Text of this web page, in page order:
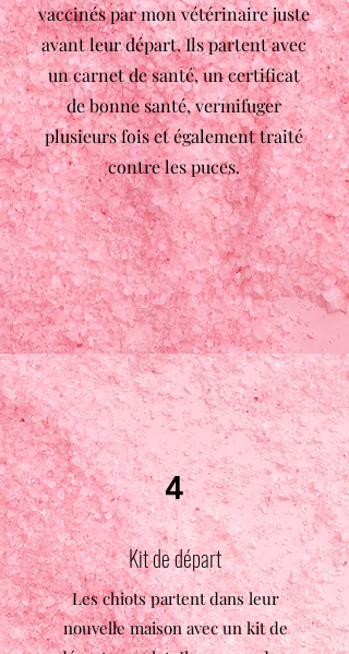
vaccinés par mon vétérinaire juste
avant leur départ. Ils partent avec
un carnet de santé, un certificat
de bonne santé, vermifuger
plusieurs fois et également traité
contre les puces.
4
Kit de départ
Les chiots partent dans leur
nouvelle maison avec un kit de